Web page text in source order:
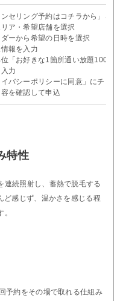
セリング予約はコチラから」を
ア・希望店舗を選択
ーから希望の日時を選択
報を入力
「お好きな1箇所通い放題100円
力
バシーポリシーに同意」にチェ
を確認して申込
特性
連続照射し、蓄熱で脱毛する
ど感じず、温かさを感じる程
予約をその場で取れる仕組み